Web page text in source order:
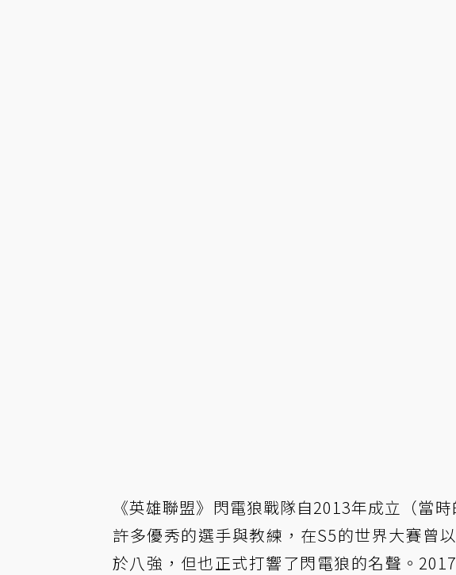
《英雄聯盟》閃電狼戰隊自2013年成立（當
許多優秀的選手與教練，在S5的世界大賽曾
於八強，但也正式打響了閃電狼的名聲。